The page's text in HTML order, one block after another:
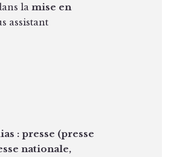
la mise en
assistant
: presse (presse
nationale,